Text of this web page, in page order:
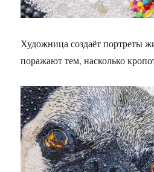
Художница создаёт портреты
поражают тем, насколько